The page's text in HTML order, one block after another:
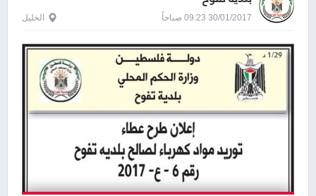
30/01/2017 09:23 صباحاً الخليل